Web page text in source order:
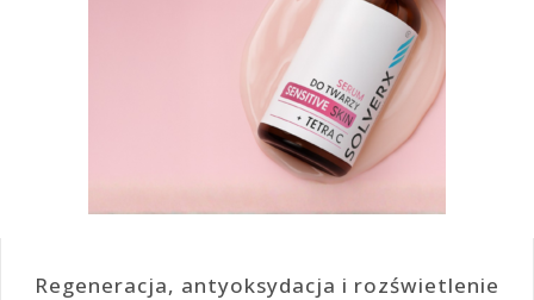
Regeneracja, antyoksydacja i rozświetlenie